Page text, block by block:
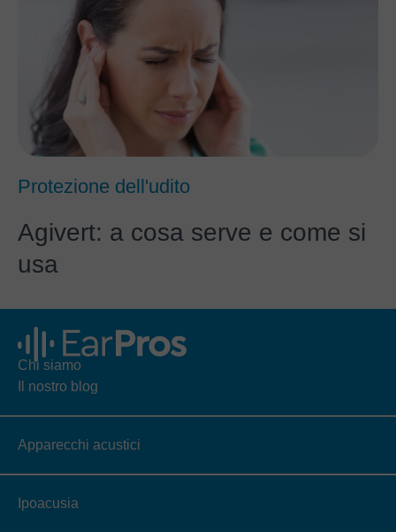
Protezione dell'udito
Agivert: a cosa serve e come si
usa
Chi siamo
Il nostro blog
Apparecchi acustici
Ipoacusia